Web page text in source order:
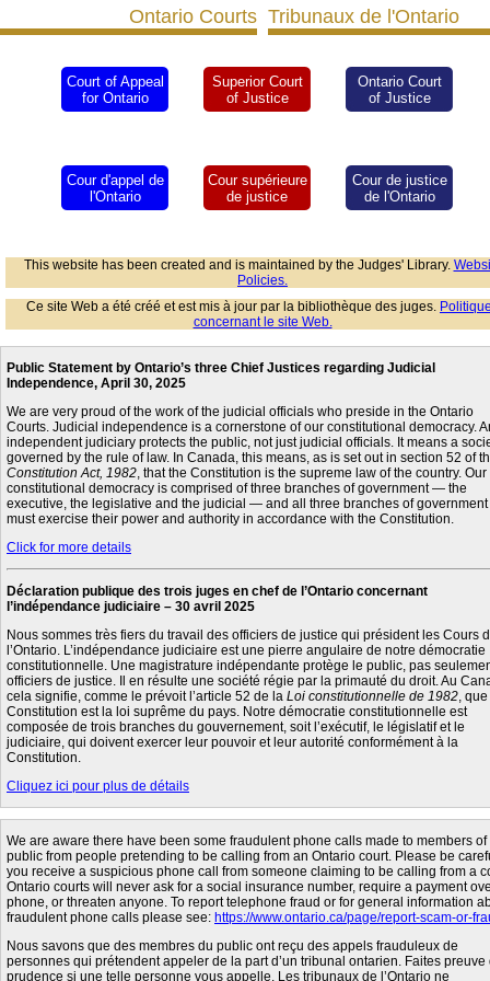
Ontario Courts Tribunaux de l'Ontario
Court of Appeal
for Ontario
Superior Court
of Justice
Ontario Court
of Justice
Cour d'appel de
l'Ontario
Cour supérieure
de justice
Cour de justice
de l'Ontario
This website has been created and is maintained by the Judges' Library.
Policies.
Ce site Web a été créé et est mis à jour par la bibliothèque des juges.
concernant le site Web.
Public Statement by Ontario’s three Chief Justices regarding Judicial
Independence, April 30, 2025
We are very proud of the work of the judicial officials who preside in the Ontario
Courts. Judicial independence is a cornerstone of our constitutional democracy.
independent judiciary protects the public, not just judicial officials. It means a
governed by the rule of law. In Canada, this means, as is set out in section 52 of
Constitution Act, 1982, that the Constitution is the supreme law of the country. Our
constitutional democracy is comprised of three branches of government — the
executive, the legislative and the judicial — and all three branches of government
must exercise their power and authority in accordance with the Constitution.
Click for more details
Déclaration publique des trois juges en chef de l’Ontario concernant
l’indépendance judiciaire – 30 avril 2025
Nous sommes très fiers du travail des officiers de justice qui président les Cours
l’Ontario. L’indépendance judiciaire est une pierre angulaire de notre démocratie
constitutionnelle. Une magistrature indépendante protège le public, pas
officiers de justice. Il en résulte une société régie par la primauté du droit. Au
cela signifie, comme le prévoit l’article 52 de la Loi constitutionnelle de 1982,
Constitution est la loi suprême du pays. Notre démocratie constitutionnelle est
composée de trois branches du gouvernement, soit l’exécutif, le législatif et le
judiciaire, qui doivent exercer leur pouvoir et leur autorité conformément à la
Constitution.
Cliquez ici pour plus de détails
We are aware there have been some fraudulent phone calls made to members of
public from people pretending to be calling from an Ontario court. Please be
you receive a suspicious phone call from someone claiming to be calling from a
Ontario courts will never ask for a social insurance number, require a payment
phone, or threaten anyone. To report telephone fraud or for general information
fraudulent phone calls please see: https://www.ontario.ca/page/report-scam-or-
Nous savons que des membres du public ont reçu des appels frauduleux de
personnes qui prétendent appeler de la part d’un tribunal ontarien. Faites preuve
prudence si une telle personne vous appelle. Les tribunaux de l’Ontario ne